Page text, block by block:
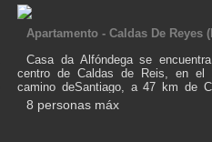
7 personas más.
Apartamento - Caldas De Reyes
Casa da Alfóndega se
centro de Caldas de Reis, en el
camino deSantiago, a 47 km de
de Santiago de Compostela, a 15
Isla de Cortegada y a 30 km de
8 personas máx